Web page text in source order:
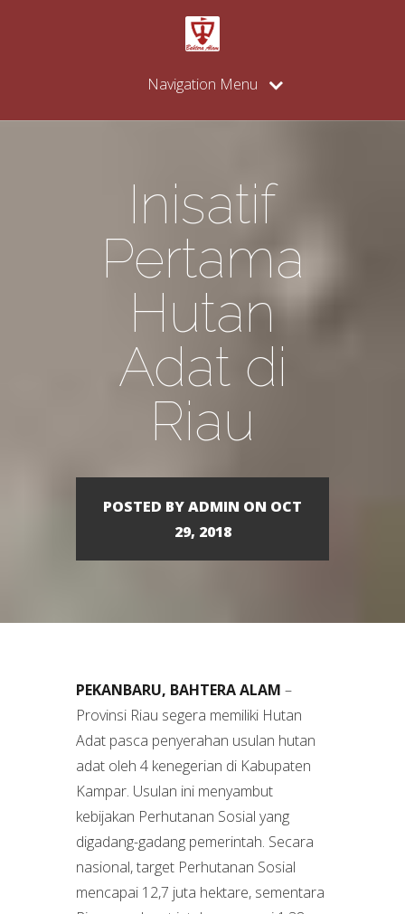
Navigation Menu
Inisatif
Pertama
Hutan
Adat di
Riau
POSTED BY ADMIN ON OCT
29, 2018
PEKANBARU, BAHTERA ALAM –
Provinsi Riau segera memiliki Hutan
Adat pasca penyerahan usulan hutan
adat oleh 4 kenegerian di Kabupaten
Kampar. Usulan ini menyambut
kebijakan Perhutanan Sosial yang
digadang-gadang pemerintah. Secara
nasional, target Perhutanan Sosial
mencapai 12,7 juta hektare, sementara